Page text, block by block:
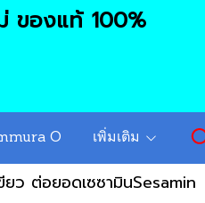
ของแท้ 100%
O เพิ่มเติม
ยว ต่อยอดเซซามินSesamin